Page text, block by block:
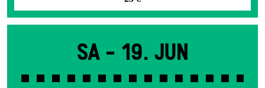
Sa - 19. Jun